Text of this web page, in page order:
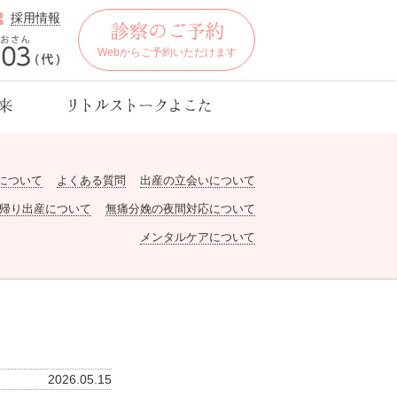
採用情報
Webからご予約いただけます
ついて よくある質問 出産の立会いについて
り出産について 無痛分娩の夜間対応について
メンタルケアについて
2026.05.15